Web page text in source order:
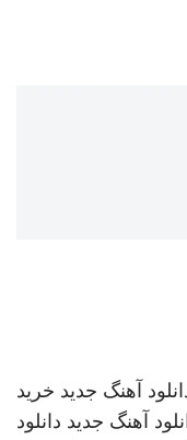
آهنگ جدید خرید
آهنگ جدید دانلود